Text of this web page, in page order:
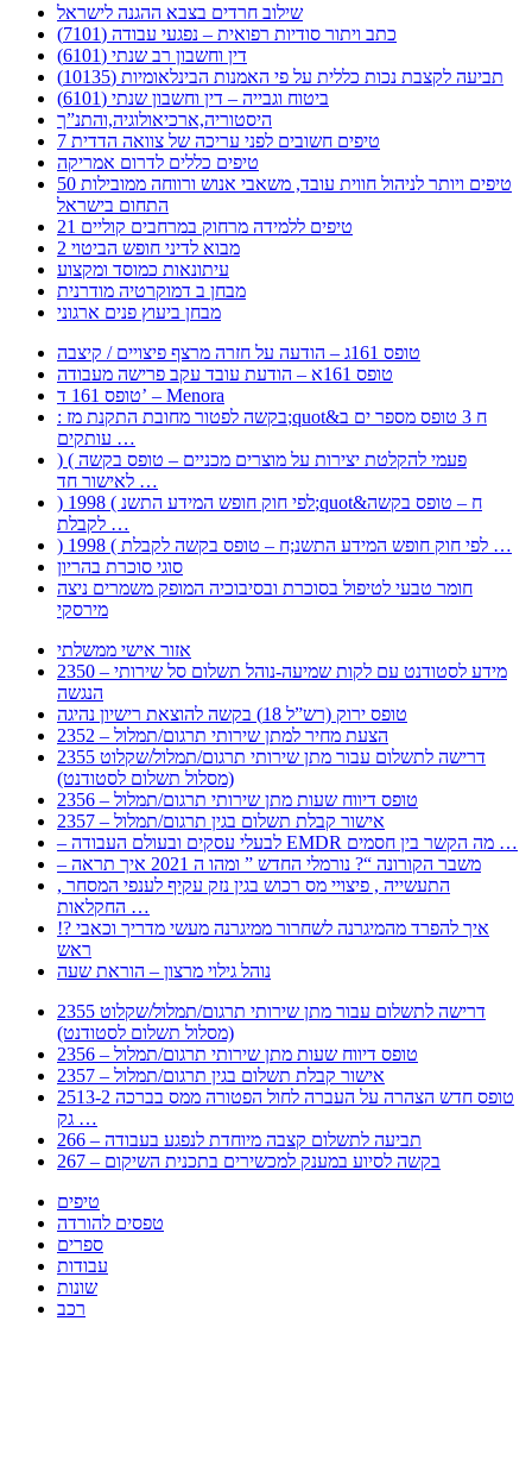
שילוב חרדים בצבא ההגנה לישראל
כתב ויתור סודיות רפואית – נפגעי עבודה (7101)
דין וחשבון רב שנתי (6101)
תביעה לקצבת נכות כללית על פי האמנות הבינלאומיות (10135)
ביטוח וגבייה – דין וחשבון שנתי (6101)
היסטוריה,ארכיאולוגיה,והתנ”ך
7 טיפים חשובים לפני עריכה של צוואה הדדית
טיפים כללים לדרום אמריקה
50 טיפים ויותר לניהול חווית עובד, משאבי אנוש ורווחה ממובילות
התחום בישראל
21 טיפים ללמידה מרחוק במרחבים קוליים
מבוא לדיני חופש הביטוי 2
עיתונאות כמוסד ומקצוע
מבחן ב דמוקרטיה מודרנית
מבחן ביעוץ פנים ארגוני
טופס 161ג – הודעה על חזרה מרצף פיצויים / קיצבה
טופס 161א – הודעת עובד עקב פרישה מעבודה
טופס 161 ד’ – Menora
: בקשה לפטור מחובת התקנת מז;quot&ח 3 טופס מספר ים ב
עותקים …
) ( פעמי להקלטת יצירות על מוצרים מכניים – טופס בקשה
לאישור חד …
) 1998 ( לפי חוק חופש המידע התשנ;quot&ח – טופס בקשה
לקבלת …
) 1998 ( לפי חוק חופש המידע התשנ;ח – טופס בקשה לקבלת …
סוגי סוכרת בהריון
חומר טבעי לטיפול בסוכרת ובסיבוכיה המופק משמרים ניצה
מירסקי
אזור אישי ממשלתי
2350 – מידע לסטודנט עם לקות שמיעה-נוהל תשלום סל שירותי
הנגשה
טופס ירוק (רש”ל 18) בקשה להוצאת רישיון נהיגה
2352 – הצעת מחיר למתן שירותי תרגום/תמלול
2355 דרישה לתשלום עבור מתן שירותי תרגום/תמלול/שקלוט
(מסלול תשלום לסטודנט)
2356 – טופס דיווח שעות מתן שירותי תרגום/תמלול
2357 – אישור קבלת תשלום בגין תרגום/תמלול
– לבעלי עסקים ובעולם העבודה EMDR מה הקשר בין חסמים …
– משבר הקורונה “? נורמלי החדש ” ומהו ה 2021 איך תראה
, התעשייה , פיצויי מס רכוש בגין נזק עקיף לענפי המסחר
החקלאות …
!? איך להפרד מהמיגרנה לשחרור ממיגרנה מעשי מדריך וכאבי
ראש
נוהל גילוי מרצון – הוראת שעה
2355 דרישה לתשלום עבור מתן שירותי תרגום/תמלול/שקלוט
(מסלול תשלום לסטודנט)
2356 – טופס דיווח שעות מתן שירותי תרגום/תמלול
2357 – אישור קבלת תשלום בגין תרגום/תמלול
2513-2 טופס חדש הצהרה על העברה לחול הפטורה ממס בברכה
גק …
266 – תביעה לתשלום קצבה מיוחדת לנפגע בעבודה
267 – בקשה לסיוע במענק למכשירים בתכנית השיקום
טיפים
טפסים להורדה
ספרים
עבודות
שונות
רכב